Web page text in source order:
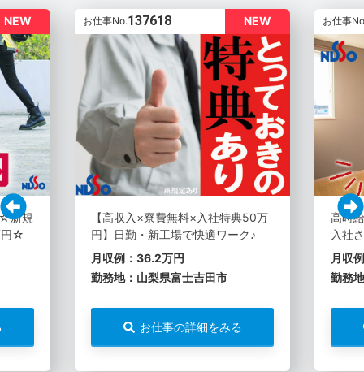
NEW
新規
円☆
NEW
お仕事No.137618
【高収入×寮費無料×入社特典50万
円】日勤・新工場で快適ワーク♪
月収例：36.2万円
勤務地：山梨県富士吉田市
お仕事の詳細をみる
お仕事
高時
入社
月収
勤務